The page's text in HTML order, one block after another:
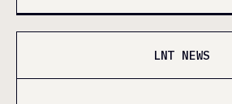
LNT NEWS